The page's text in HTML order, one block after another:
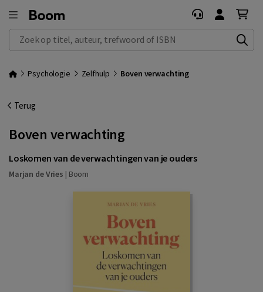
Zoek op titel, auteur, trefwoord of ISBN
Psychologie Zelfhulp Boven verwachting
Terug
Boven verwachting
Loskomen van de verwachtingen van je ouders
Marjan de Vries | Boom